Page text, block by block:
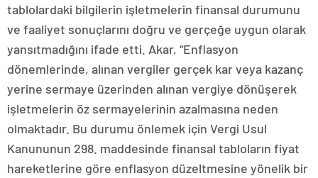
tablolardaki bilgilerin işletmelerin finansal durumunu
ve faaliyet sonuçlarını doğru ve gerçeğe uygun olarak
yansıtmadığını ifade etti. Akar, “Enflasyon
dönemlerinde, alınan vergiler gerçek kar veya kazanç
yerine sermaye üzerinden alınan vergiye dönüşerek
işletmelerin öz sermayelerinin azalmasına neden
olmaktadır. Bu durumu önlemek için Vergi Usul
Kanununun 298. maddesinde finansal tabloların fiyat
hareketlerine göre enflasyon düzeltmesine yönelik bir